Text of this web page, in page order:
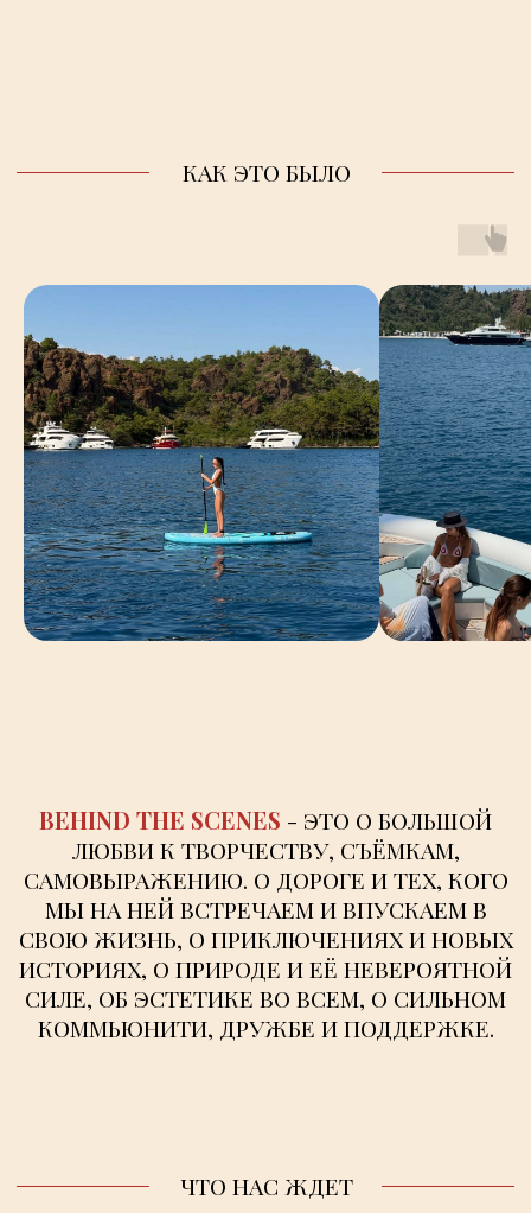
СВОЮ ЖИЗНЬ, О ПРИКЛЮЧЕНИЯХ И НОВЫХ
ИСТОРИЯХ, О ПРИРОДЕ И ЕЁ НЕВЕРОЯТНОЙ
КОММЬЮНИТИ, ДРУЖБЕ И ПОДДЕРЖКЕ.
ЧТО НАС ЖДЕТ